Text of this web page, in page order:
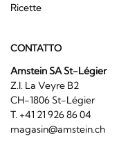
Ricette
CONTATTO
Amstein SA St-Légier
Z.I. La Veyre B2
CH-1806 St-Légier
T. +41 21 926 86 04
magasin@amstein.ch